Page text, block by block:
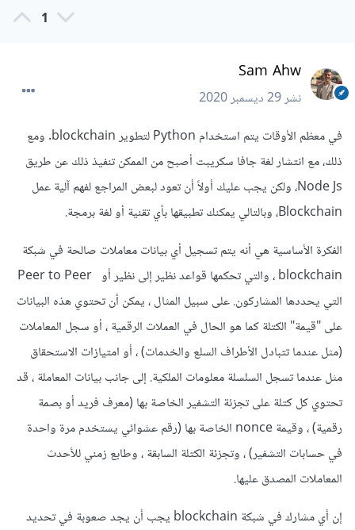
1
Sam Ahw
نشر29 ديسمبر 2020
في معظم الأوقات يتم استخدام Python لتطوير blockchain. ومع
ذلك، مع انتشار لغة جافا سكريبت أصبح من الممكن تنفيذ ذلك عن طريق
Node Js، ولكن يجب عليك أولاً أن تعود لبعض المراجع لفهم آلية عمل
Blockchain، وبالتالي يمكنك تطبيقها بأي تقنية أو لغة برمجة.
الفكرة الأساسية هي أنه يتم تسجيل أي بيانات معاملات صالحة في شبكة
blockchain ، والتي تحكمها قواعد نظير إلى نظير أو Peer to Peer
التي يحددها المشاركون. على سبيل المثال ، يمكن أن تحتوي هذه البيانات
على "قيمة" الكتلة كما هو الحال في العملات الرقمية ، أو سجل المعاملات
(مثل عندما تتبادل الأطراف السلع والخدمات) ، أو امتيازات الاستحقاق
مثل عندما تسجل السلسلة معلومات الملكية. إلى جانب بيانات المعاملة ، قد
تحتوي كل كتلة على تجزئة التشفير الخاصة بها (معرف فريد أو بصمة
رقمية) ، وقيمة nonce الخاصة بها (رقم عشوائي يستخدم مرة واحدة
في حسابات التشفير) ، وتجزئة الكتلة السابقة ، وطابع زمني للأحدث
المعاملات المصدق عليها.
إن أي مشارك في شبكة blockchain يجب أن يجد صعوبة في تحديد